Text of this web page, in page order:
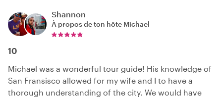
Shannon
À propos de ton hôte Michael
10
Michael was a wonderful tour guide! His knowledge of
San Fransisco allowed for my wife and I to have a
thorough understanding of the city. We would have